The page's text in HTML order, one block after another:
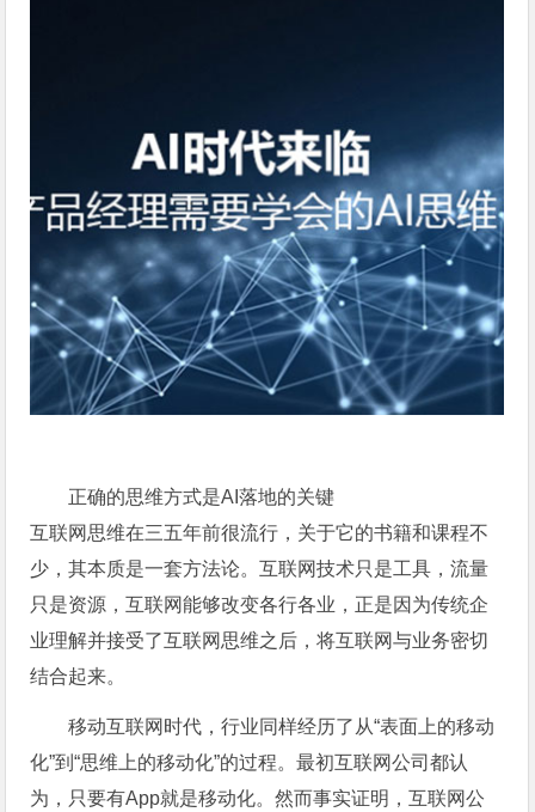
正确的思维方式是AI落地的关键
互联网思维在三五年前很流行，关于它的书籍和课程不
少，其本质是一套方法论。互联网技术只是工具，流量
只是资源，互联网能够改变各行各业，正是因为传统企
业理解并接受了互联网思维之后，将互联网与业务密切
结合起来。
移动互联网时代，行业同样经历了从“表面上的移动
化”到“思维上的移动化”的过程。最初互联网公司都认
为，只要有App就是移动化。然而事实证明，互联网公